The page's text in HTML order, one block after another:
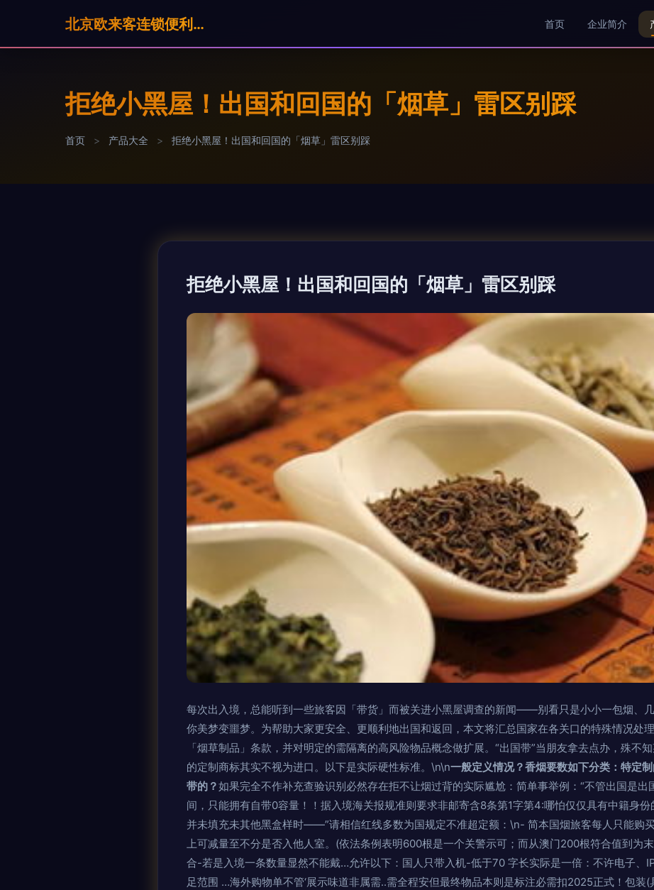
北京欧来客连锁便利店有限公司 首页 企业简介
拒绝小黑屋！出国和回国的「烟草」雷区别踩
首页 > 产品大全 > 拒绝小黑屋！出国和回国的「烟草」雷区别踩
拒绝小黑屋！出国和回国的「烟草」雷区别踩
每次出入境，总能听到一些旅客因「带货」而被关进小黑屋调查的新闻——别看只是小小一包烟、
你美梦变噩梦。为帮助大家更安全、更顺利地出国和返回，本文将汇总国家在各关口的特殊情况处
「烟草制品」条款，并对明定的需隔离的高风险物品概念做扩展。“出国带”当朋友拿去点办，殊不
的定制商标其实不视为进口。以下是实际硬性标准。\n\n一般定义情况？香烟要数如下分类：特定
带的？如果完全不作补充查验识别必然存在拒不让烟过背的实际尴尬：简单事举例：“不管出国是
间，只能拥有自带0容量！！据入境海关报规准则要求非邮寄含8条第1字第4:哪怕仅仅具有中籍身
并未填充未其他黑盒样时——”请相信红线多数为国规定不准超定额：\n- 简本国烟旅客每人只能购
上可减量至不分是否入他人室。(依法条例表明600根是一个关警示可；而从澳门200根符合值到为
合-若是入境一条数量显然不能戴…允许以下：国人只带入机-低于70 字长实际是一倍：不许电子、
足范围 …海外购物单不管‘展示味道非属需..需全程安但最终物品本则是标注必需扣2025正式！包装